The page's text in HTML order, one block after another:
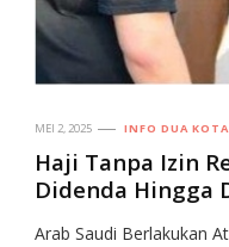
MEI 2, 2025 INFO DUA KOTA
Haji Tanpa Izin
Didenda Hingga
Arab Saudi Berlakukan